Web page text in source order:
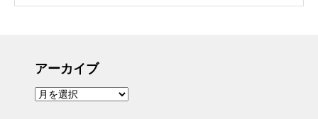
アーカイブ
ア
ー